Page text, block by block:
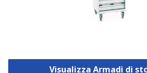
Visualizza Armadi di